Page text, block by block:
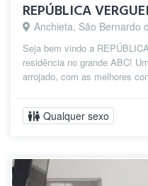
REPÚBLICA
Anchieta, São Bernardo
Seja bem vindo a
residência no grande ABC!
arrojado, com as melhores
Qualquer sexo